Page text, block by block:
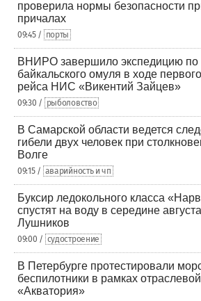
проверила нормы безопасности
причалах
09:45 / порты
ВНИРО завершило экспедицию по
байкальского омуля в ходе
рейса НИС «Викентий Зайцев»
09:30 / рыболовство
В Самарской области ведется
гибели двух человек при
Волге
09:15 / аварийность и чп
Буксир ледокольного класса
спустят на воду в середине
Лушников
09:00 / судостроение
В Петербурге протестировали
беспилотники в рамках
«Акватория»